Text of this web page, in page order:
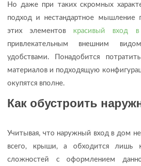
Но даже при таких скромных
подход и нестандартное мышление
этих элементов красивый вход
привлекательным внешним
удобствами. Понадобится
материалов и подходящую
окупятся вполне.
Как обустроить
Учитывая, что наружный вход в дом
всего, крыши, а обходится лишь
сложностей с оформлением